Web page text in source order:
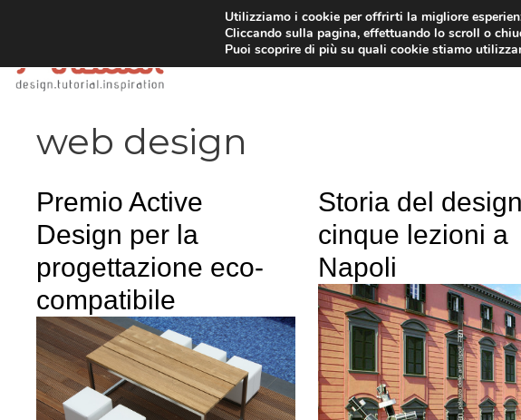
TUTORIAL
web design
Premio Active
Design per la
progettazione eco-
compatibile
Storia del
cinque lezioni a
Napoli
Utilizziamo i cookie per offrirti la migliore
Cliccando sulla pagina, effettuando lo scroll o
Puoi scoprire di più su quali cookie stiamo